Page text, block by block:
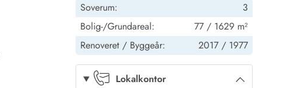
Soverum:
3
Bolig-/Grundareal:
77 / 1629 m²
Renoveret / Byggeår: 2017 / 1977
Lokalkontor